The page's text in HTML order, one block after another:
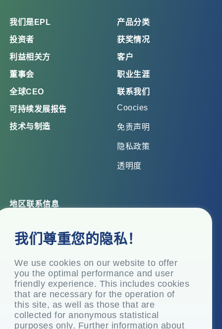
我们尊重您的隐私！
We use cookies on our website to offer
you the optimal performance and user
friendly experience. This includes cookies
that are necessary for the operation of
this site, as well as those that are
collected for anonymous statistical
purposes only. Further information about
我们是EPL
投资者
利益相关方
董事会
全球CEO
可持续发展报告
技术与制造
产品分类
获奖情况
客户
职业生涯
联系我们
Coocies
免责声明
隐私政策
透明度
地区联系信息
Top Floor, Times Tower, Kamala City, Senapati Bapat
Marg, Lower Parel, Mumbai – 400 013, Maharashtra,
注册办事处
P.O. Vasind, Taluka Shahapur, Dist.
+91-22-24819000
info@eplglobal.com